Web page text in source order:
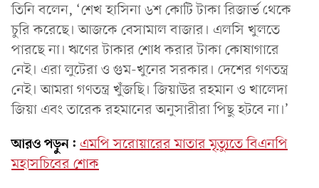
তিনি বলেন, ‘শেখ হাসিনা ৬শ কোটি টাকা রিজার্ভ থেকে
চুরি করেছে। আজকে বেসামাল বাজার। এলসি খুলতে
পারছে না। ঋণের টাকার শোধ করার টাকা কোষাগারে
নেই। এরা লুটেরা ও গুম-খুনের সরকার। দেশের গণতন্ত্র
নেই। আমরা গণতন্ত্র খুঁজছি। জিয়াউর রহমান ও খালেদা
জিয়া এবং তারেক রহমানের অনুসারীরা পিছু হটবে না।’
আরও পড়ুন: এমপি সরোয়ারের মাতার মৃত্যুতে বিএনপি
মহাসচিবের শোক